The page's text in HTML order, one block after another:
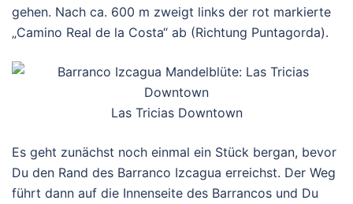
gehen. Nach ca. 600 m zweigt links der rot markierte
„Camino Real de la Costa“ ab (Richtung Puntagorda).
Las Tricias Downtown
Es geht zunächst noch einmal ein Stück bergan, bevor
Du den Rand des Barranco Izcagua erreichst. Der Weg
führt dann auf die Innenseite des Barrancos und Du